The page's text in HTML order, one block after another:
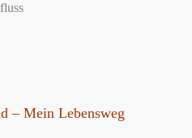
– Mein Lebensweg